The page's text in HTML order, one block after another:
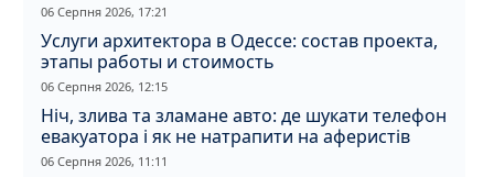
06 Серпня 2026, 17:21
Услуги архитектора в Одессе: состав проекта,
этапы работы и стоимость
06 Серпня 2026, 12:15
Ніч, злива та зламане авто: де шукати телефон
евакуатора і як не натрапити на аферистів
06 Серпня 2026, 11:11